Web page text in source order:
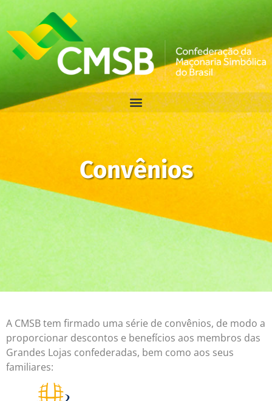
Convênios
A CMSB tem firmado uma série de convênios, de modo a
proporcionar descontos e benefícios aos membros das
Grandes Lojas confederadas, bem como aos seus
familiares: